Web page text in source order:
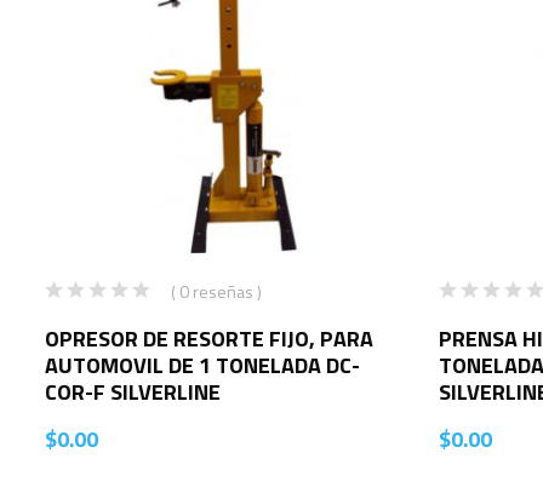
( 0 reseñas )
OPRESOR DE RESORTE FIJO, PARA
AUTOMOVIL DE 1 TONELADA DC-
COR-F SILVERLINE
$0.00
PRENSA
$0.00